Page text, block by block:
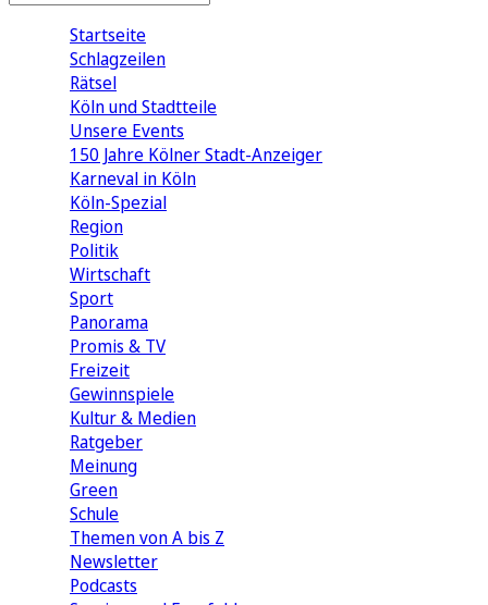
Startseite
Schlagzeilen
Rätsel
Köln und Stadtteile
Unsere Events
150 Jahre Kölner Stadt-Anzeiger
Karneval in Köln
Köln-Spezial
Region
Politik
Wirtschaft
Sport
Panorama
Promis & TV
Freizeit
Gewinnspiele
Kultur & Medien
Ratgeber
Meinung
Green
Schule
Themen von A bis Z
Newsletter
Podcasts